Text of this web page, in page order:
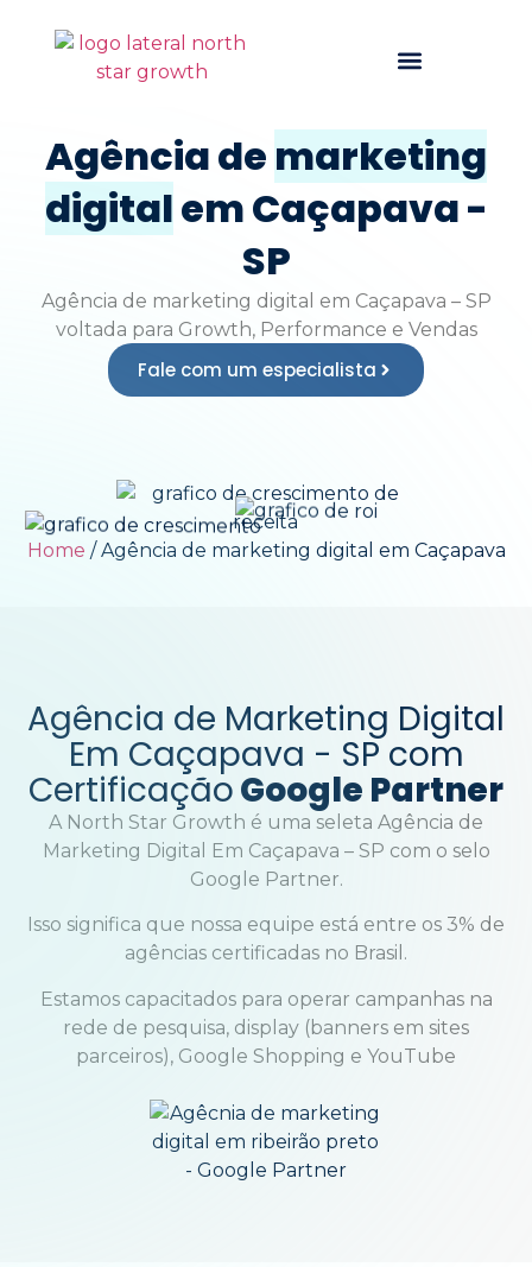
Agência de marketing
digitalem Caçapava -
SP
Agência de marketing digital em Caçapava – SP
voltada para Growth, Performance e Vendas
Fale com um especialista
Home / Agência de marketing digital em Caçapava
Agência de Marketing Digital
Em Caçapava - SP com
CertificaçãoGoogle Partner
A North Star Growth é uma seleta Agência de
Marketing Digital Em Caçapava – SP com o selo
Google Partner.
Isso significa que nossa equipe está entre os 3% de
agências certificadas no Brasil.
Estamos capacitados para operar campanhas na
rede de pesquisa, display (banners em sites
parceiros), Google Shopping e YouTube